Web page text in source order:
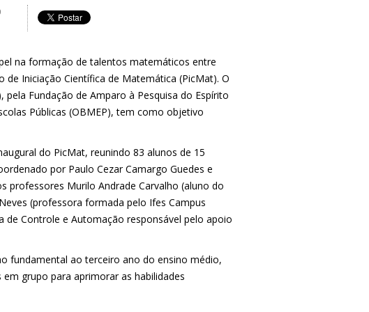
na formação de talentos matemáticos entre
Iniciação Científica de Matemática (PicMat). O
Fundação de Amparo à Pesquisa do Espírito
Públicas (OBMEP), tem como objetivo
do PicMat, reunindo 83 alunos de 15
por Paulo Cezar Camargo Guedes e
professores Murilo Andrade Carvalho (aluno do
(professora formada pelo Ifes Campus
de Controle e Automação responsável pelo apoio
fundamental ao terceiro ano do ensino médio,
grupo para aprimorar as habilidades